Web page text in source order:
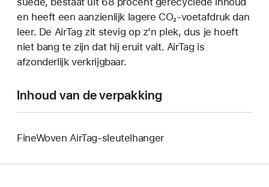
en heeft een aanzienlijk lagere CO₂‑voetafdruk dan
leer. De AirTag zit stevig op z’n plek, dus je hoeft
niet bang te zijn dat hij eruit valt. AirTag is
afzonderlijk verkrijgbaar.
Inhoud van de verpakking
FineWoven AirTag-sleutelhanger